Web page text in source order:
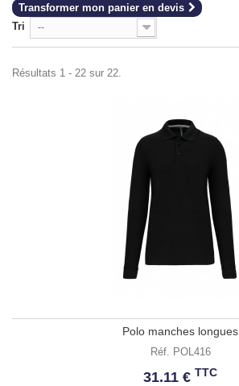
Transformer mon panier en devis
Tri
--
Résultats 1 - 22 sur 22.
Polo manches longues
Réf. POL416
31.11 € TTC